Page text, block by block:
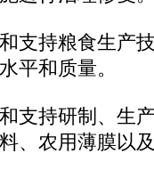
持粮食生产
平和质量。
持研制、生
、农用薄膜以